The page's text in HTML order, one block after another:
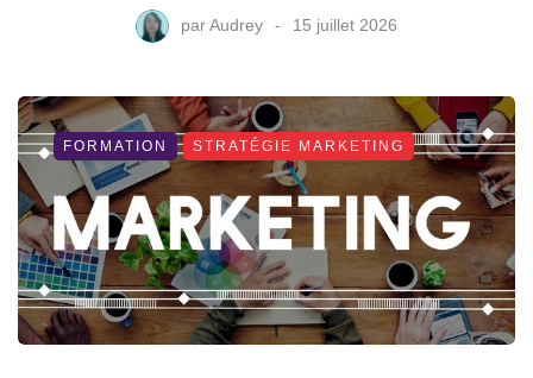
parAudrey 15 juillet 2026
FORMATION STRATÉGIE MARKETING